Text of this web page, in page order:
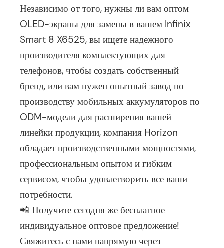
Независимо от того, нужны ли вам оптом
OLED-экраны для замены в вашем Infinix
Smart 8 X6525, вы ищете надежного
производителя комплектующих для
телефонов, чтобы создать собственный
бренд, или вам нужен опытный завод по
производству мобильных аккумуляторов по
ODM-модели для расширения вашей
линейки продукции, компания Horizon
обладает производственными мощностями,
профессиональным опытом и гибким
сервисом, чтобы удовлетворить все ваши
потребности.
📲 Получите сегодня же бесплатное
индивидуальное оптовое предложение!
Свяжитесь с нами напрямую через